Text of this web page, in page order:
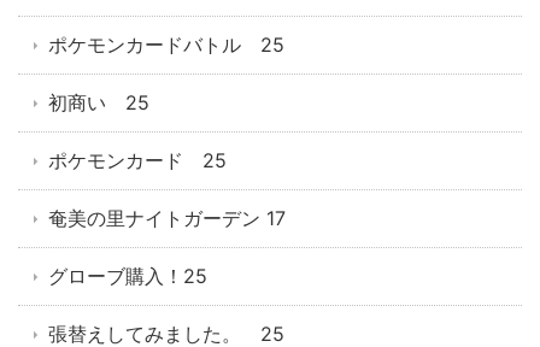
ポケモンカードバトル 25
初商い 25
ポケモンカード 25
奄美の里ナイトガーデン 17
グローブ購入！25
張替えしてみました。 25